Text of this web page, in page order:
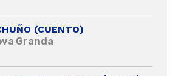
(CUENTO)
Granda